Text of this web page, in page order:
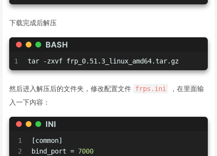
下载完成后解压
BASH
1 tar -zxvf frp_0.51.3_linux_amd64.tar.gz
然后进入解压后的文件夹，修改配置文件 frps.ini
，在里面输
入一下内容：
INI
1
2
[common]
bind_port = 7000